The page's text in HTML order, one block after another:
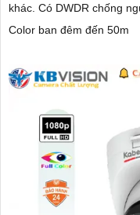
khác. Có DWDR chống ngược sáng chất lượng hình ảnh Full
Color ban đêm đến 50m